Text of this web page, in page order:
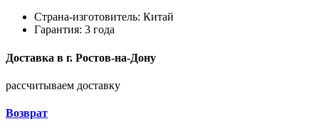
Страна-изготовитель: Китай
Гарантия: 3 года
Доставка в г. Ростов-на-Дону
рассчитываем доставку
Возврат